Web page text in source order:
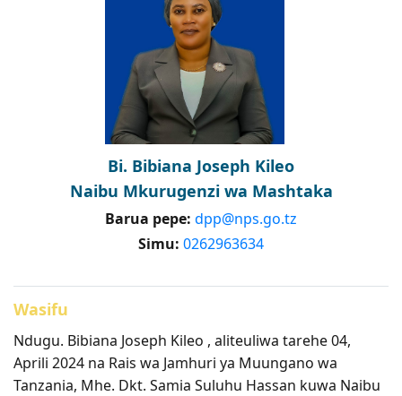
Bi. Bibiana Joseph Kileo
Naibu Mkurugenzi wa Mashtaka
Barua pepe: dpp@nps.go.tz
Simu: 0262963634
Wasifu
Ndugu. Bibiana Joseph Kileo , aliteuliwa tarehe 04,
Aprili 2024 na Rais wa Jamhuri ya Muungano wa
Tanzania, Mhe. Dkt. Samia Suluhu Hassan kuwa Naibu